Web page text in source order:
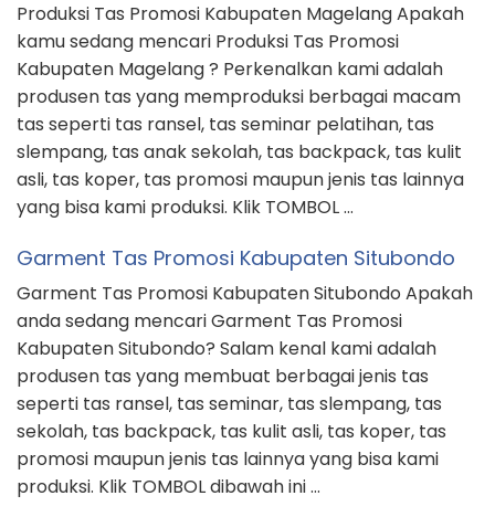
Produksi Tas Promosi Kabupaten Magelang Apakah
kamu sedang mencari Produksi Tas Promosi
Kabupaten Magelang ? Perkenalkan kami adalah
produsen tas yang memproduksi berbagai macam
tas seperti tas ransel, tas seminar pelatihan, tas
slempang, tas anak sekolah, tas backpack, tas kulit
asli, tas koper, tas promosi maupun jenis tas lainnya
yang bisa kami produksi. Klik TOMBOL …
Garment Tas Promosi Kabupaten Situbondo
Garment Tas Promosi Kabupaten Situbondo Apakah
anda sedang mencari Garment Tas Promosi
Kabupaten Situbondo? Salam kenal kami adalah
produsen tas yang membuat berbagai jenis tas
seperti tas ransel, tas seminar, tas slempang, tas
sekolah, tas backpack, tas kulit asli, tas koper, tas
promosi maupun jenis tas lainnya yang bisa kami
produksi. Klik TOMBOL dibawah ini …